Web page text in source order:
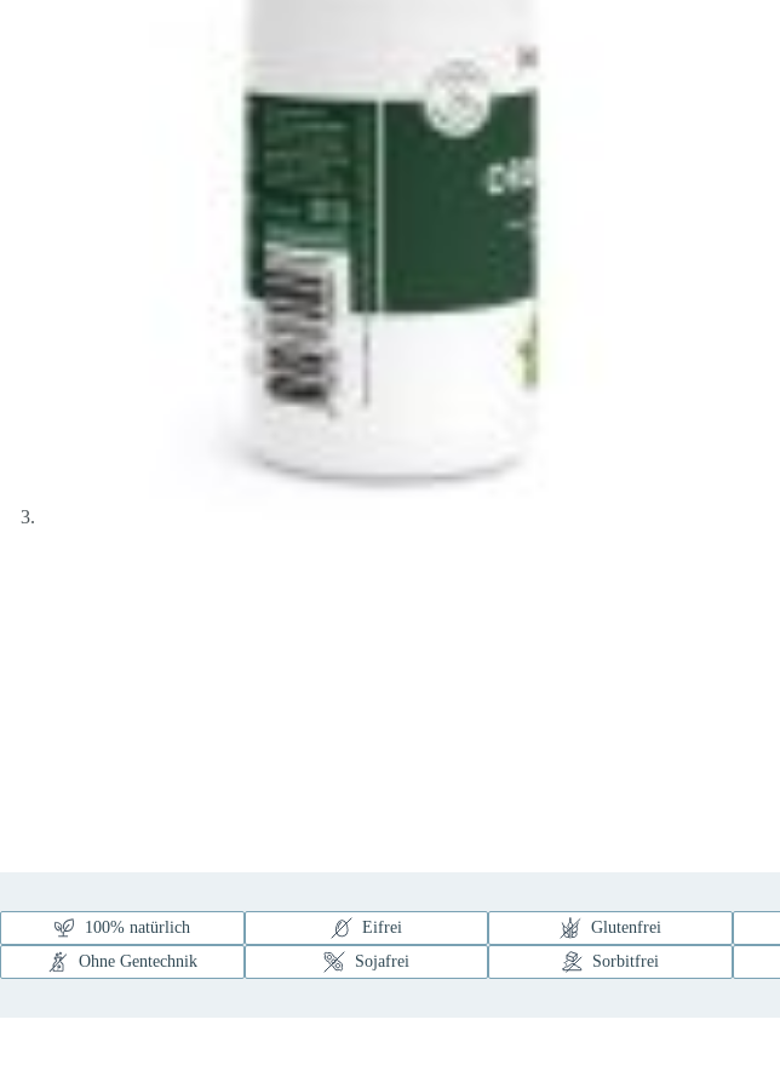
100% natürlich Eifrei Glutenfrei
Ohne Gentechnik
Sojafrei Sorbitfrei